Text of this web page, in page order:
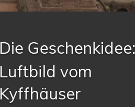
Die Geschenkidee:
Luftbild vom
Kyffhäuser